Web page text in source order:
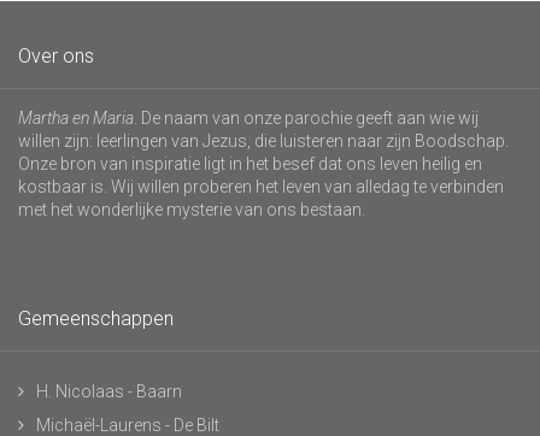
Over ons
Martha en Maria . De naam van onze parochie geeft aan wie wij
willen zijn: leerlingen van Jezus, die luisteren naar zijn Boodschap.
Onze bron van inspiratie ligt in het besef dat ons leven heilig en
kostbaar is. Wij willen proberen het leven van alledag te verbinden
met het wonderlijke mysterie van ons bestaan.
Gemeenschappen
H. Nicolaas - Baarn
Michaël-Laurens - De Bilt